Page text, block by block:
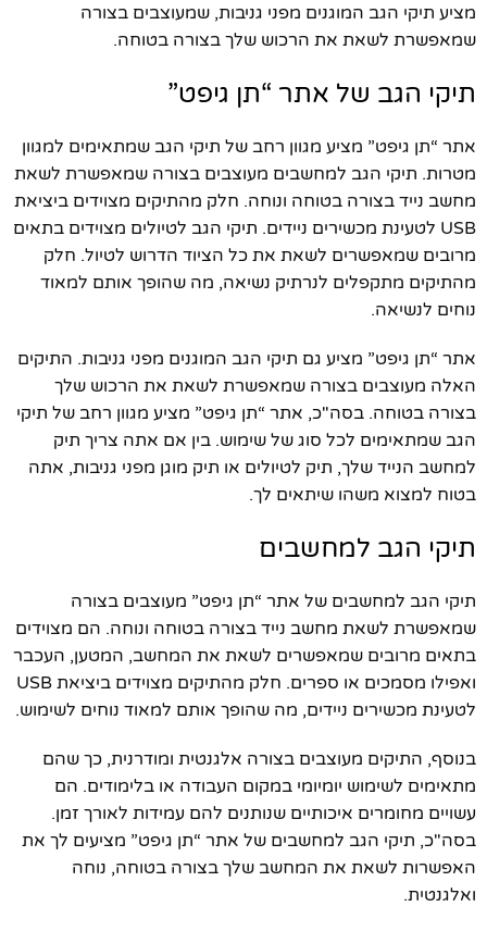
מציע תיקי הגב המוגנים מפני גניבות, שמעוצבים בצורה
שמאפשרת לשאת את הרכוש שלך בצורה בטוחה.
תיקי הגב של אתר “תן גיפט”
אתר “תן גיפט” מציע מגוון רחב של תיקי הגב שמתאימים למגוון
מטרות. תיקי הגב למחשבים מעוצבים בצורה שמאפשרת לשאת
מחשב נייד בצורה בטוחה ונוחה. חלק מהתיקים מצוידים ביציאת
USB לטעינת מכשירים ניידים. תיקי הגב לטיולים מצוידים בתאים
מרובים שמאפשרים לשאת את כל הציוד הדרוש לטיול. חלק
מהתיקים מתקפלים לנרתיק נשיאה, מה שהופך אותם למאוד
נוחים לנשיאה.
אתר “תן גיפט” מציע גם תיקי הגב המוגנים מפני גניבות. התיקים
האלה מעוצבים בצורה שמאפשרת לשאת את הרכוש שלך
בצורה בטוחה. בסה"כ, אתר “תן גיפט” מציע מגוון רחב של תיקי
הגב שמתאימים לכל סוג של שימוש. בין אם אתה צריך תיק
למחשב הנייד שלך, תיק לטיולים או תיק מוגן מפני גניבות, אתה
בטוח למצוא משהו שיתאים לך.
תיקי הגב למחשבים
תיקי הגב למחשבים של אתר “תן גיפט” מעוצבים בצורה
שמאפשרת לשאת מחשב נייד בצורה בטוחה ונוחה. הם מצוידים
בתאים מרובים שמאפשרים לשאת את המחשב, המטען, העכבר
ואפילו מסמכים או ספרים. חלק מהתיקים מצוידים ביציאת USB
לטעינת מכשירים ניידים, מה שהופך אותם למאוד נוחים לשימוש.
בנוסף, התיקים מעוצבים בצורה אלגנטית ומודרנית, כך שהם
מתאימים לשימוש יומיומי במקום העבודה או בלימודים. הם
עשויים מחומרים איכותיים שנותנים להם עמידות לאורך זמן.
בסה"כ, תיקי הגב למחשבים של אתר “תן גיפט” מציעים לך את
האפשרות לשאת את המחשב שלך בצורה בטוחה, נוחה
ואלגנטית.